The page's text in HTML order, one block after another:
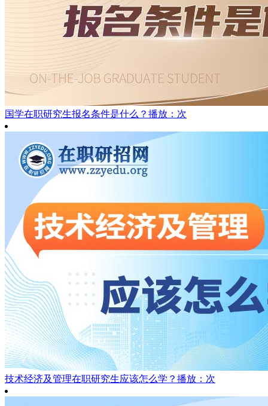
国学在职研究生报名条件是什么？ 播放：次
技术经济及管理在职研究生应该怎么学？ 播放：次